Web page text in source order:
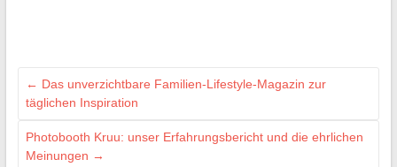
← Das unverzichtbare Familien-Lifestyle-Magazin zur
täglichen Inspiration
Photobooth Kruu: unser Erfahrungsbericht und die ehrlichen
Meinungen →